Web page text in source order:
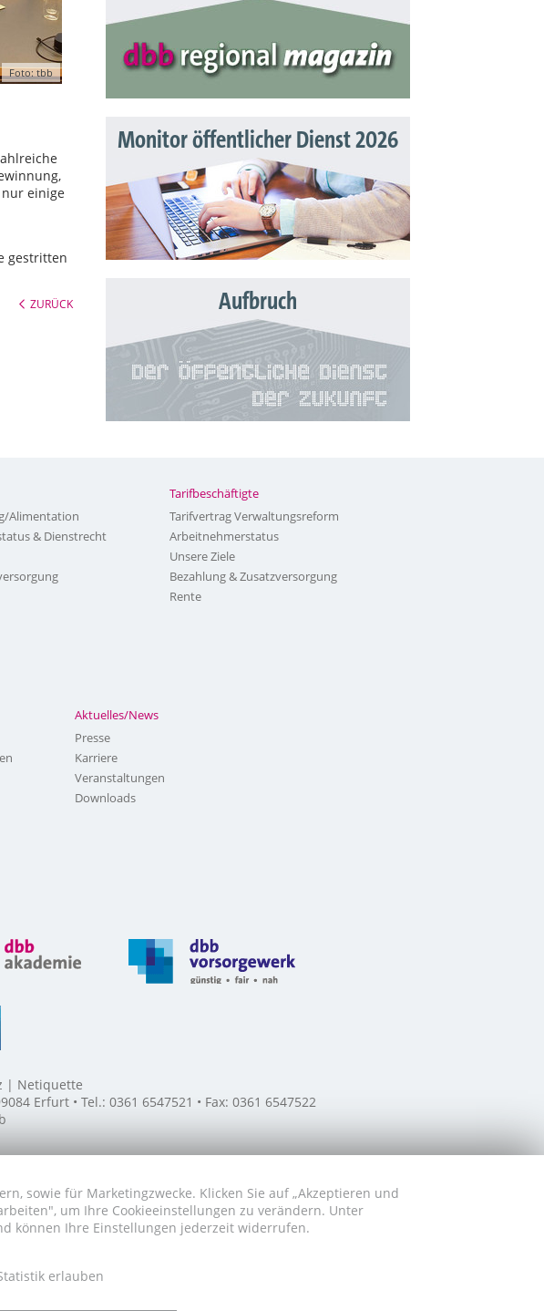
Foto: tbb
einige
gestritten
ZURÜCK
Monitor öffentlicher Dienst 2026
Aufbruch
Alimentation
& Dienstrecht
Tarifbeschäftigte
Tarifvertrag Verwaltungsreform
Arbeitnehmerstatus
Unsere Ziele
Bezahlung & Zusatzversorgung
Rente
Aktuelles/News
Presse
Karriere
Veranstaltungen
Downloads
Netiquette
Erfurt • Tel.: 0361 6547521 • Fax: 0361 6547522
sowie für Marketingzwecke. Klicken Sie auf „Akzeptieren und
um Ihre Cookieeinstellungen zu verändern. Unter
können Ihre Einstellungen jederzeit widerrufen.
erlauben